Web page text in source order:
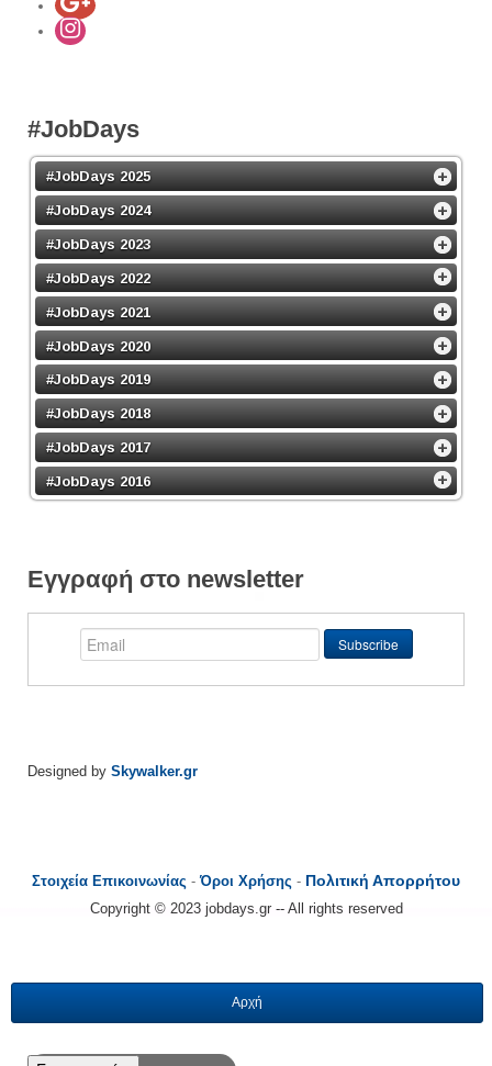
#JobDays
#JobDays 2025
#JobDays 2024
#JobDays 2023
#JobDays 2022
#JobDays 2021
#JobDays 2020
#JobDays 2019
#JobDays 2018
#JobDays 2017
#JobDays 2016
Εγγραφή στο newsletter
Designed by Skywalker.gr
Στοιχεία Επικοινωνίας -Όροι Χρήσης - Πολιτική Απορρήτου
Copyright © 2023 jobdays.gr -- All rights reserved
Αρχή